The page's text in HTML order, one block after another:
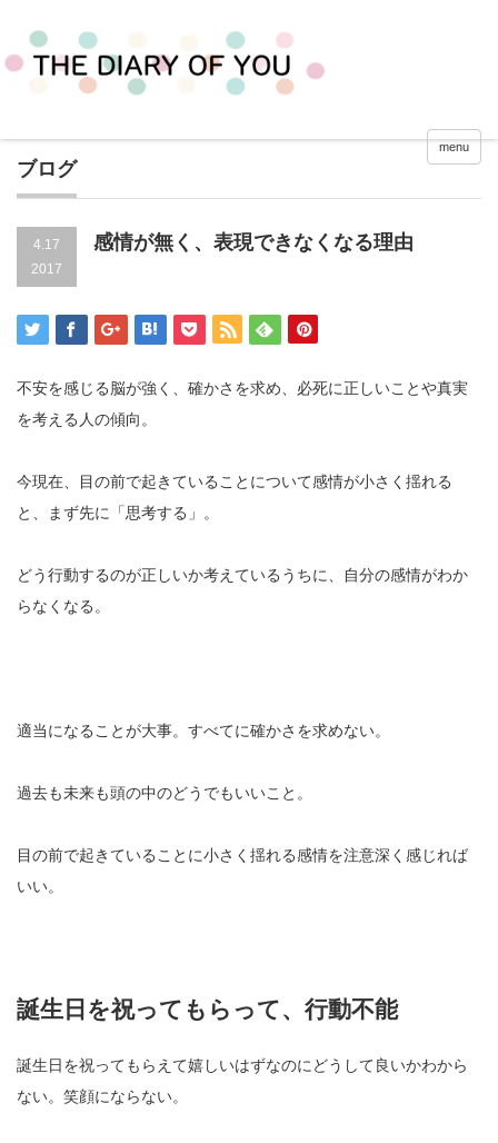
menu
ブログ
4.17
2017
感情が無く、表現できなくなる理由
不安を感じる脳が強く、確かさを求め、必死に正しいことや真実
を考える人の傾向。
今現在、目の前で起きていることについて感情が小さく揺れる
と、まず先に「思考する」。
どう行動するのが正しいか考えているうちに、自分の感情がわか
らなくなる。
適当になることが大事。すべてに確かさを求めない。
過去も未来も頭の中のどうでもいいこと。
目の前で起きていることに小さく揺れる感情を注意深く感じれば
いい。
誕生日を祝ってもらって、行動不能
誕生日を祝ってもらえて嬉しいはずなのにどうして良いかわから
ない。笑顔にならない。